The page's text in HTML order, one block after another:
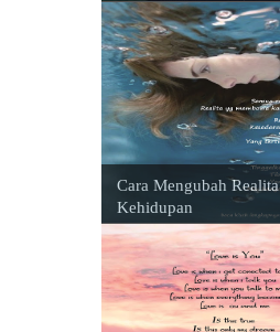
Cara Mengubah Realita
Kehidupan